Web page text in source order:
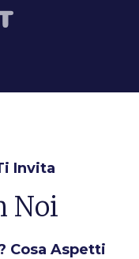
Invita
Noi
Cosa Aspetti